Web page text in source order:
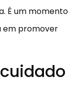
É um momento
em promover